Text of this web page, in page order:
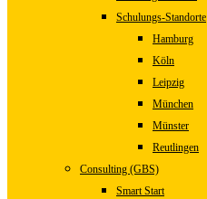
Schulungs-Standorte
Hamburg
Köln
Leipzig
München
Münster
Reutlingen
Consulting (GBS)
Smart Start